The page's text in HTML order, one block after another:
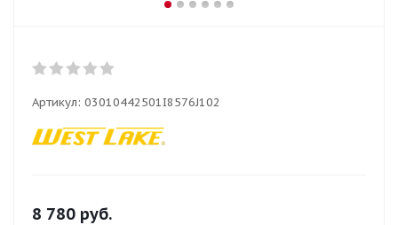
Артикул: 03010442501I8576J102
8 780 руб.